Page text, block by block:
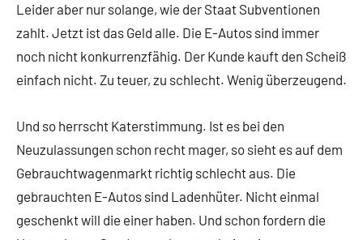
Leider aber nur solange, wie der Staat Subventionen
zahlt. Jetzt ist das Geld alle. Die E-Autos sind immer
noch nicht konkurrenzfähig. Der Kunde kauft den Scheiß
einfach nicht. Zu teuer, zu schlecht. Wenig überzeugend.
Und so herrscht Katerstimmung. Ist es bei den
Neuzulassungen schon recht mager, so sieht es auf dem
Gebrauchtwagenmarkt richtig schlecht aus. Die
gebrauchten E-Autos sind Ladenhüter. Nicht einmal
geschenkt will die einer haben. Und schon fordern die